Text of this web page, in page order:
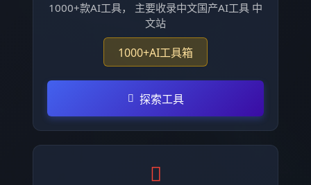
1000+款AI工具， 主要收录中文国产AI工具 中
文站
1000+AI工具箱
探索工具